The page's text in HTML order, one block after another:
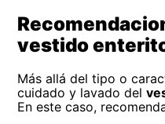
vestido
Más allá del tipo o
cuidado y lavado del
En este caso,